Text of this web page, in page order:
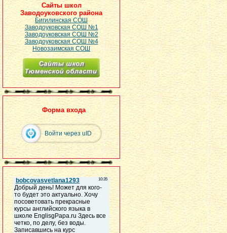
Сайты школ
Заводоуковского района
Бигилинская СОШ
Заводоуковская СОШ №1
Заводоуковская СОШ №2
Заводоуковская СОШ №4
Новозаимская СОШ
Форма входа
Войти через uID